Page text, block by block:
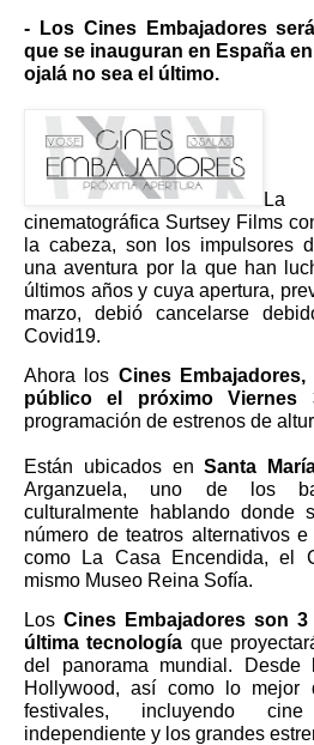
- Los Cines Embajadores
que se inauguran en España
ojalá no sea el último.
La
cinematográfica Surtsey Films
la cabeza, son los impulsores
una aventura por la que han
últimos años y cuya apertura,
marzo, debió cancelarse
Covid19.
Ahora los Cines
público el próximo
programación de estrenos de
Están ubicados enSanta
Arganzuela, uno de los
culturalmente hablando donde
número de teatros alternativos
como La Casa Encendida, el
mismo Museo Reina Sofía.
Los Cines Embajadores son
última tecnología que
del panorama mundial.
Hollywood, así como lo
festivales, incluyendo
independiente y los grandes